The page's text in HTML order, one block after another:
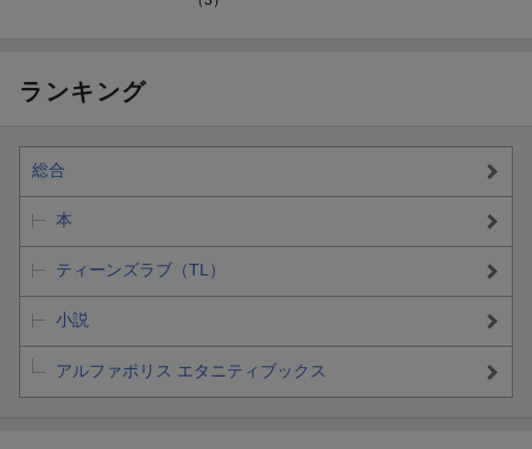
ランキング
総合
本
ティーンズラブ（TL）
小説
アルファポリス エタニティブックス